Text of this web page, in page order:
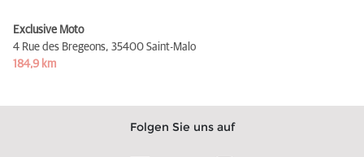
Exclusive Moto
4 Rue des Bregeons, 35400 Saint-Malo
184,9 km
Folgen Sie uns auf